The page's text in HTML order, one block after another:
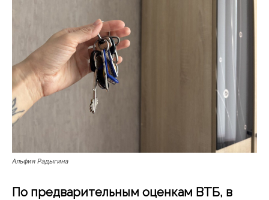
Альфия Радыгина
По предварительным оценкам ВТБ, в